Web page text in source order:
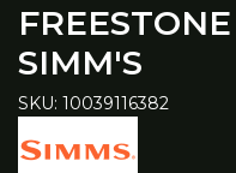
SIMM'S
SKU: 10039116382